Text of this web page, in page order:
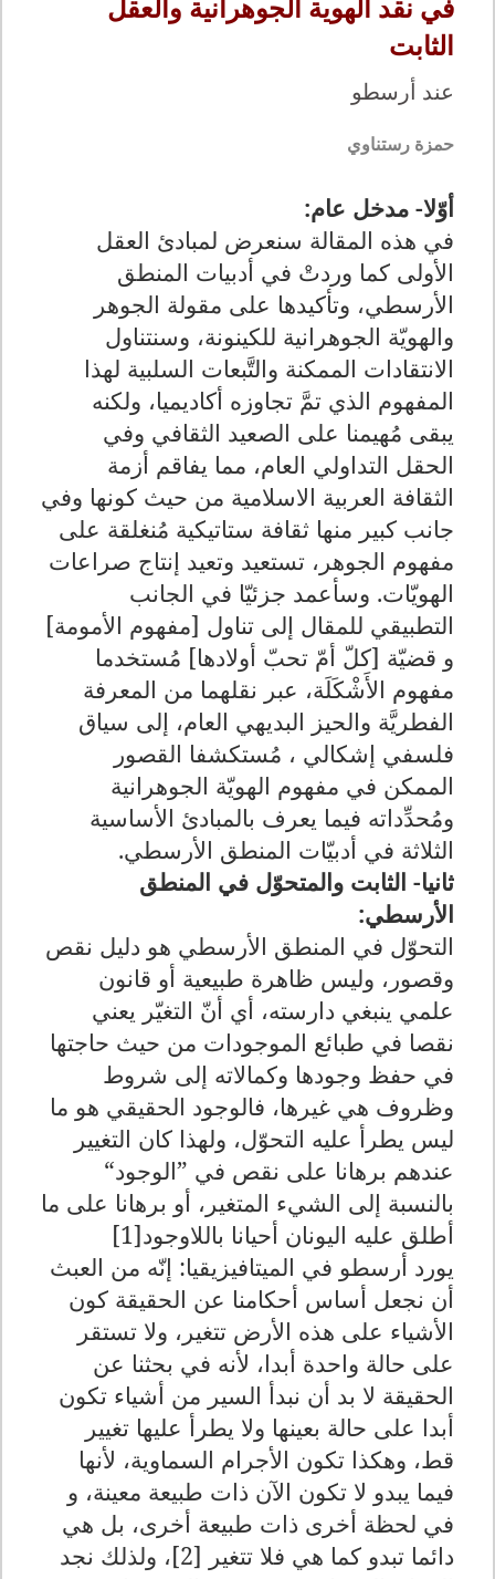
في نقد الهوية الجوهرانية والعقل
الثابت
عند أرسطو
حمزة رستناوي
أوّلا- مدخل عام:
في هذه المقالة سنعرض لمبادئ العقل
الأولى كما وردتْ في أدبيات المنطق
الأرسطي، وتأكيدها على مقولة الجوهر
والهويّة الجوهرانية للكينونة، وسنتناول
الانتقادات الممكنة والتَّبعات السلبية لهذا
المفهوم الذي تمَّ تجاوزه أكاديميا، ولكنه
يبقى مُهيمنا على الصعيد الثقافي وفي
الحقل التداولي العام، مما يفاقم أزمة
الثقافة العربية الاسلامية من حيث كونها وفي
جانب كبير منها ثقافة ستاتيكية مُنغلقة على
مفهوم الجوهر، تستعيد وتعيد إنتاج صراعات
الهويّات. وسأعمد جزئيّا في الجانب
التطبيقي للمقال إلى تناول [مفهوم الأمومة]
و قضيّة [كلّ أمّ تحبّ أولادها] مُستخدما
مفهوم الأَشْكَلَة، عبر نقلهما من المعرفة
الفطريَّة والحيز البديهي العام، إلى سياق
فلسفي إشكالي ، مُستكشفا القصور
الممكن في مفهوم الهويّة الجوهرانية
ومُحدِّداته فيما يعرف بالمبادئ الأساسية
الثلاثة في أدبيّات المنطق الأرسطي.
ثانيا- الثابت والمتحوّل في المنطق
الأرسطي:
التحوّل في المنطق الأرسطي هو دليل نقص
وقصور، وليس ظاهرة طبيعية أو قانون
علمي ينبغي دارسته، أي أنّ التغيّر يعني
نقصا في طبائع الموجودات من حيث حاجتها
في حفظ وجودها وكمالاته إلى شروط
وظروف هي غيرها، فالوجود الحقيقي هو ما
ليس يطرأ عليه التحوّل، ولهذا كان التغيير
عندهم برهانا على نقص في ”الوجود“
بالنسبة إلى الشيء المتغير، أو برهانا على ما
أطلق عليه اليونان أحيانا باللاوجود[1]
يورد أرسطو في الميتافيزيقيا: إنّه من العبث
أن نجعل أساس أحكامنا عن الحقيقة كون
الأشياء على هذه الأرض تتغير، ولا تستقر
على حالة واحدة أبدا، لأنه في بحثنا عن
الحقيقة لا بد أن نبدأ السير من أشياء تكون
أبدا على حالة بعينها ولا يطرأ عليها تغيير
قط، وهكذا تكون الأجرام السماوية، لأنها
فيما يبدو لا تكون الآن ذات طبيعة معينة، و
في لحظة أخرى ذات طبيعة أخرى، بل هي
دائما تبدو كما هي فلا تتغير [2]، ولذلك نجد